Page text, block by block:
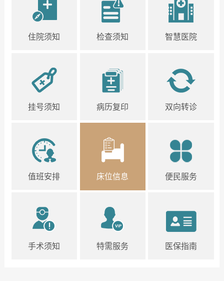
住院须知 检查须知 智慧医院
挂号须知 病历复印 双向转诊
值班安排 床位信息 便民服务
手术须知 特需服务 医保指南